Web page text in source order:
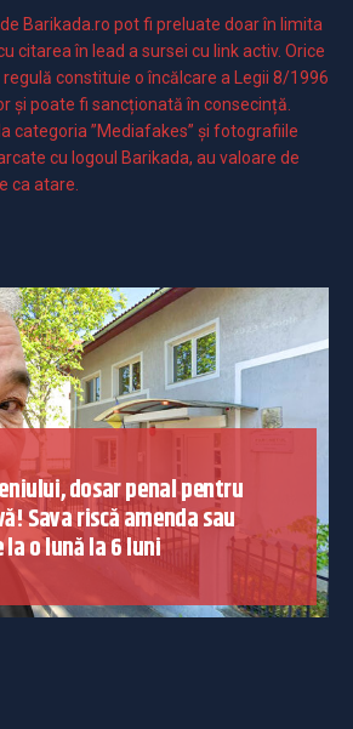
Barikada.ro pot fi preluate doar în limita
citarea în lead a sursei cu link activ. Orice
constituie o încălcare a Legii 8/1996
și poate fi sancționată în consecință.
categoria ”Mediafakes” și fotografiile
cu logoul Barikada, au valoare de
ca atare.
dosar penal pentru
Sava riscă amenda sau
o lună la 6 luni